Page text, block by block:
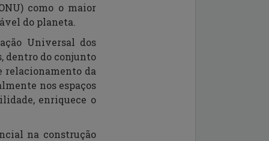
como o maior
do planeta.
Universal dos
dentro do conjunto
relacionamento da
nos espaços
enriquece o
na construção